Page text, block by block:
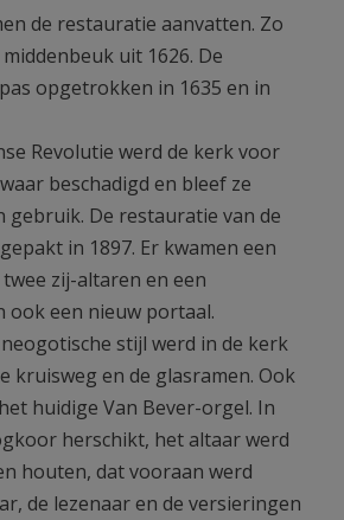
de restauratie aanvatten. Zo
uit 1626. De
opgetrokken in 1635 en in
Revolutie werd de kerk voor
beschadigd en bleef ze
gebruik. De restauratie van de
in 1897. Er kwamen een
zij-altaren en een
ook een nieuw portaal.
stijl werd in de kerk
kruisweg en de glasramen. Ook
huidige Van Bever-orgel. In
herschikt, het altaar werd
houten, dat vooraan werd
de lezenaar en de versieringen